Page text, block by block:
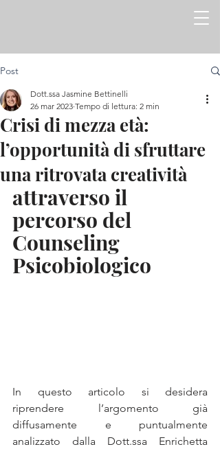
Post
Crisi di mezza età:
l’opportunità di sfruttare
una ritrovata creatività
Dott.ssa Jasmine Bettinelli
26 mar 2023 Tempo di lettura: 2 min
attraverso il
percorso del
Counseling
Psicobiologico
In questo articolo si desidera
riprendere l’argomento già
diffusamente e puntualmente
analizzato dalla Dott.ssa Enrichetta